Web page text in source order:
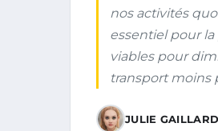
nos activités
essentiel pour
viables pour
transport moins
JULIE GAILLARD